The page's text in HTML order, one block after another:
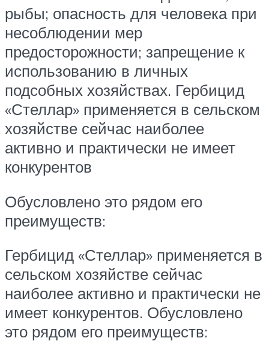
рыбы; опасность для человека при
несоблюдении мер
предосторожности; запрещение к
использованию в личных
подсобных хозяйствах. Гербицид
«Стеллар» применяется в сельском
хозяйстве сейчас наиболее
активно и практически не имеет
конкурентов
Обусловлено это рядом его
преимуществ:
Гербицид «Стеллар» применяется в
сельском хозяйстве сейчас
наиболее активно и практически не
имеет конкурентов. Обусловлено
это рядом его преимуществ: